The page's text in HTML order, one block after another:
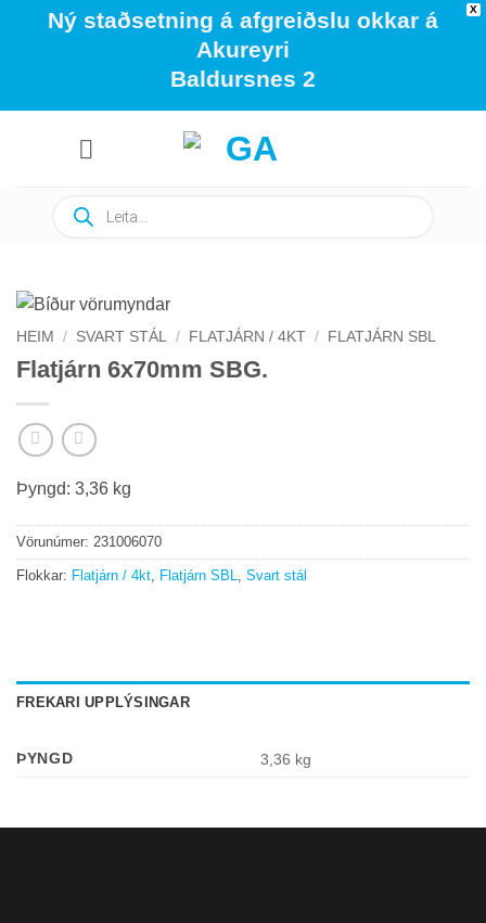
X
Ný staðsetning á afgreiðslu okkar á
Akureyri
Baldursnes 2
search
HEIM / SVART STÁL / FLATJÁRN / 4KT / FLATJÁRN SBL
Flatjárn 6x70mm SBG.
Þyngd: 3,36 kg
Vörunúmer: 231006070
Flokkar: Flatjárn / 4kt Flatjárn SBL Svart stál
FREKARI UPPLÝSINGAR
ÞYNGD 3,36 kg